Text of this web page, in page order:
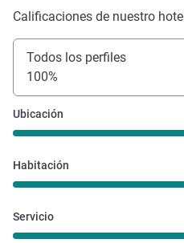
Calificaciones de nuestro
Todos los perfiles
100%
Ubicación
Habitación
Servicio